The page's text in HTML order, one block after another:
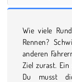
Wie viele
Rennen?
anderen
Ziel zurast.
Du musst